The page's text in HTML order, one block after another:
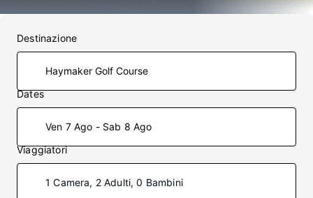
Destinazione
Dates
Ven 7 Ago - Sab 8 Ago
Viaggiatori
1 Camera, 2 Adulti, 0 Bambini